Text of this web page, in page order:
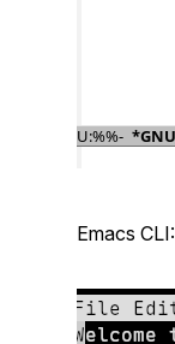
Emacs CLI: